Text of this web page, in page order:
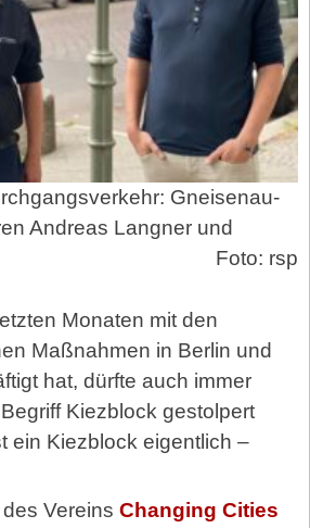
Gneisenau-
Andreas Langner und
Foto: rsp
Monaten mit den
Maßnahmen in Berlin und
hat, dürfte auch immer
Kiezblock gestolpert
ein Kiezblock eigentlich –
Vereins Changing Cities